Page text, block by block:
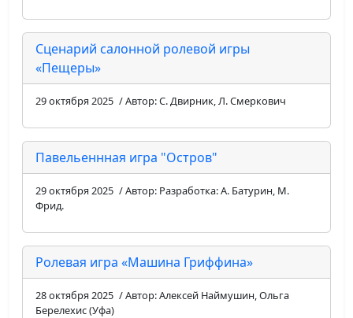
Сценарий салонной ролевой игры
«Пещеры»
29 октября 2025 / Автор: С. Двирник, Л. Смеркович
Павельеннная игра "Остров"
29 октября 2025 / Автор: Разработка: А. Батурин, М.
Фрид.
Ролевая игра «Машина Гриффина»
28 октября 2025 / Автор: Алексей Наймушин, Ольга
Берелехис (Уфа)